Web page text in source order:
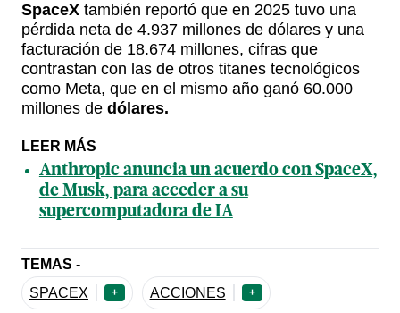
SpaceX también reportó que en 2025 tuvo una
pérdida neta de 4.937 millones de dólares y una
facturación de 18.674 millones, cifras que
contrastan con las de otros titanes tecnológicos
como Meta, que en el mismo año ganó 60.000
millones de dólares.
LEER MÁS
Anthropic anuncia un acuerdo con SpaceX,
de Musk, para acceder a su
supercomputadora de IA
TEMAS -
SPACEX
+ ACCIONES +